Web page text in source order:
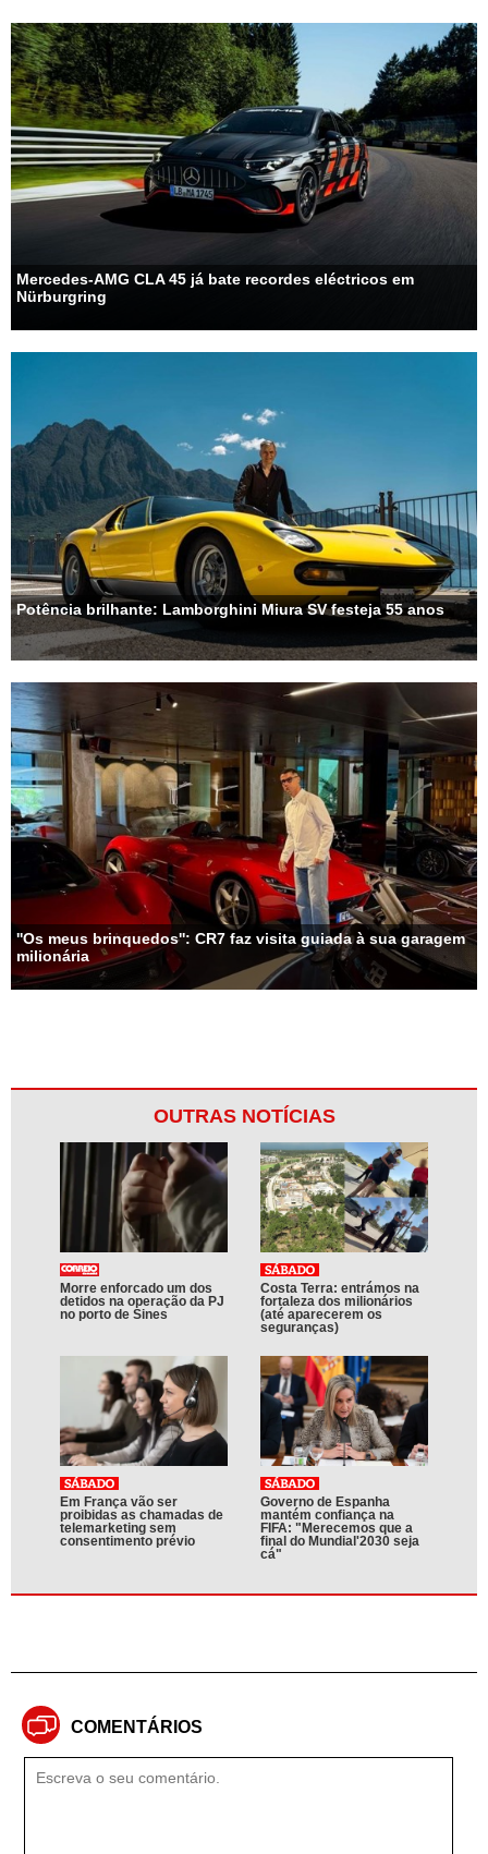
Mercedes-AMG CLA 45 já bate recordes eléctricos em
Nürburgring
Potência brilhante: Lamborghini Miura SV festeja 55 anos
''Os meus brinquedos'': CR7 faz visita guiada à sua garagem
milionária
OUTRAS NOTÍCIAS
Morre enforcado um dos
detidos na operação da PJ
no porto de Sines
Costa Terra: entrámos na
fortaleza dos milionários
(até aparecerem os
seguranças)
Em França vão ser
proibidas as chamadas de
telemarketing sem
consentimento prévio
Governo de Espanha
mantém confiança na
FIFA: "Merecemos que a
final do Mundial'2030 seja
cá"
COMENTÁRIOS